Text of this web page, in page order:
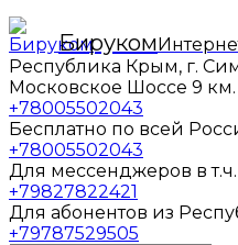
Бируком
Республика Крым, г.
Московское Шоссе 9 км.
+78005502043
Бесплатно по всей
+78005502043
Для мессенджеров в
+79827822421
Для абонентов из
+79787529505